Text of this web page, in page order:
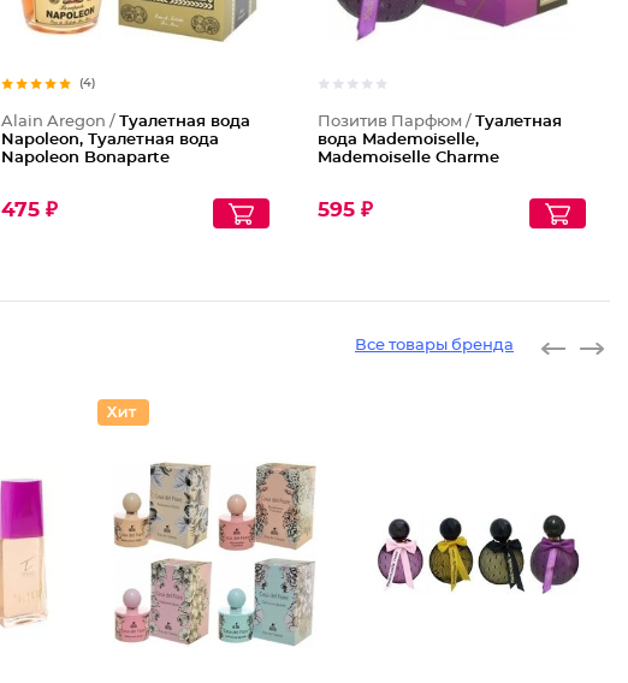
(4)
Alain Aregon /Туалетная вода
Napoleon, Туалетная вода
Napoleon Bonaparte
475 ₽
Позитив Парфюм /Туалетная
вода Mademoiselle,
Mademoiselle Charme
595 ₽
Все товары бренда